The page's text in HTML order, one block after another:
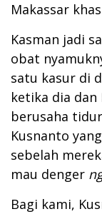
Makassar
Kasman jadi
obat
satu kasur di
ketika dia dan
berusaha
Kusnanto
sebelah
mau denger
Bagi kami,